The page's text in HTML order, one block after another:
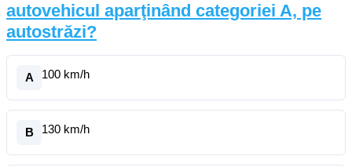
autovehicul aparţinând categoriei A, pe
autostrăzi?
A 100 km/h
B 130 km/h